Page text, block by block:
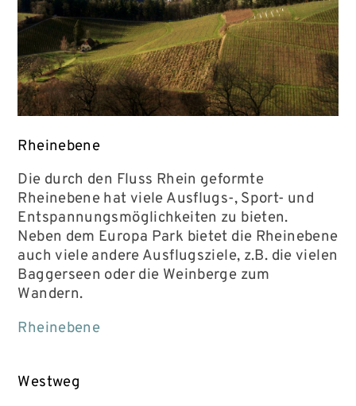
Rheinebene
Die durch den Fluss Rhein geformte
Rheinebene hat viele Ausflugs-, Sport- und
Entspannungsmöglichkeiten zu bieten.
Neben dem Europa Park bietet die Rheinebene
auch viele andere Ausflugsziele, z.B. die vielen
Baggerseen oder die Weinberge zum
Wandern.
Rheinebene
Westweg